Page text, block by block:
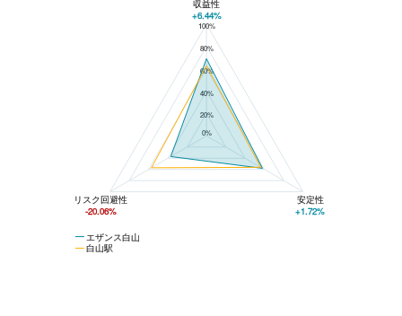
エザンス白山と白山駅の平均値の総合評価の比較
100%
80%
60%
40%
20%
0%
エザンス白山
白山駅
収益性
+6.44%
リスク回避性
-20.06%
安定性
+1.72%